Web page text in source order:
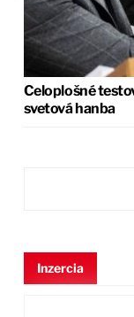
Celoplošné
svetová hanba
Inzercia